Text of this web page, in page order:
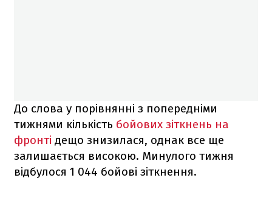
До слова у порівнянні з попередніми
тижнями кількість бойових зіткнень на
фронті дещо знизилася, однак все ще
залишається високою. Минулого тижня
відбулося 1 044 бойові зіткнення.